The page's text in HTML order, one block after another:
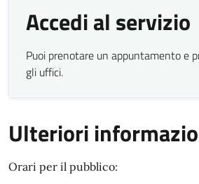
Accedi al servizio
Puoi prenotare un appuntamento e
gli uffici.
Ulteriori
Orari per il pubblico: